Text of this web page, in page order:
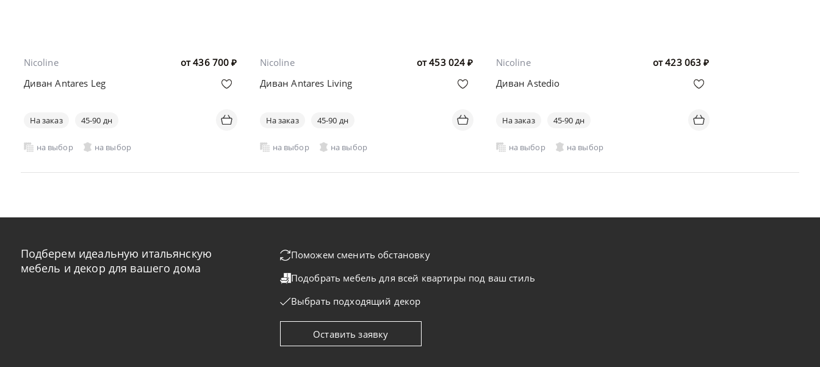
от436 700 ₽
Nicoline
Диван Antares Leg
На заказ 45-90 дн
на выбор на выбор
от453 024 ₽
Nicoline
Диван Antares Living
На заказ 45-90 дн
на выбор на выбор
от423 063 ₽
Nicoline
Диван Astedio
На заказ 45-90 дн
на выбор на выбор
Подберем идеальную итальянскую
мебель и декор для вашего дома
Поможем сменить обстановку
Подобрать мебель для всей квартиры под ваш стиль
Выбрать подходящий декор
Оставить заявку